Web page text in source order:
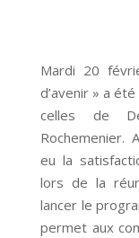
Mardi 20
d’avenir » a
celles de
Rochemenier.
eu la
lors de la
lancer le
permet aux